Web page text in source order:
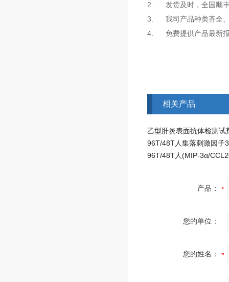
2. 发货及时，全国顺
3. 我司产品种类齐全、
4. 免费提供产品最新报
相关产品
产品：
您的单位：
您的姓名：